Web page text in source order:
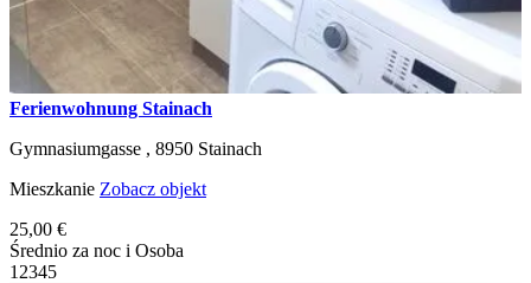
Ferienwohnung Stainach
Gymnasiumgasse , 8950 Stainach
Mieszkanie Zobacz objekt
25,00 €
Średnio za noc i Osoba
1 2345